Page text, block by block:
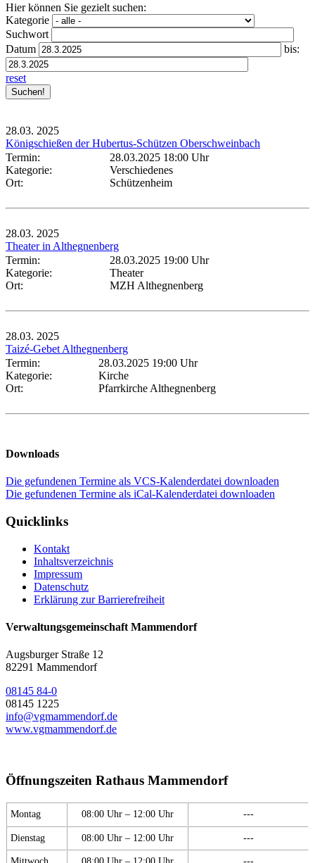
Hier können Sie gezielt suchen:
Kategorie
Suchwort
Datum
bis:
reset
28.03. 2025
Königschießen der Hubertus-Schützen Oberschweinbach
Termin:
28.03.2025 18:00 Uhr
Kategorie:
Verschiedenes
Ort:
Schützenheim
28.03. 2025
Theater in Althegnenberg
Termin:
28.03.2025 19:00 Uhr
Kategorie:
Theater
Ort:
MZH Althegnenberg
28.03. 2025
Taizé-Gebet Althegnenberg
Termin:
28.03.2025 19:00 Uhr
Kategorie:
Kirche
Ort:
Pfarrkirche Althegnenberg
Downloads
Die gefundenen Termine als VCS-Kalenderdatei downloaden
Die gefundenen Termine als iCal-Kalenderdatei downloaden
Quicklinks
Kontakt
Inhaltsverzeichnis
Impressum
Datenschutz
Erklärung zur Barrierefreiheit
Verwaltungsgemeinschaft Mammendorf
Augsburger Straße 12
82291 Mammendorf
08145 84-0
08145 1225
info@vgmammendorf.de
www.vgmammendorf.de
Öffnungszeiten Rathaus Mammendorf
Montag 08:00 Uhr – 12:00 Uhr ---
Dienstag 08:00 Uhr – 12:00 Uhr ---